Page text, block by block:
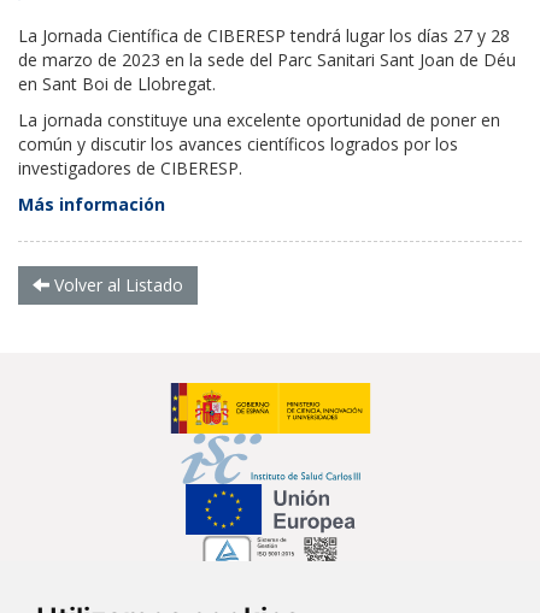
La Jornada Científica de CIBERESP tendrá lugar los días 27 y 28
de marzo de 2023 en la sede del Parc Sanitari Sant Joan de Déu
en Sant Boi de Llobregat.
La jornada constituye una excelente oportunidad de poner en
común y discutir los avances científicos logrados por los
investigadores de CIBERESP.
Más información
Volver al Listado